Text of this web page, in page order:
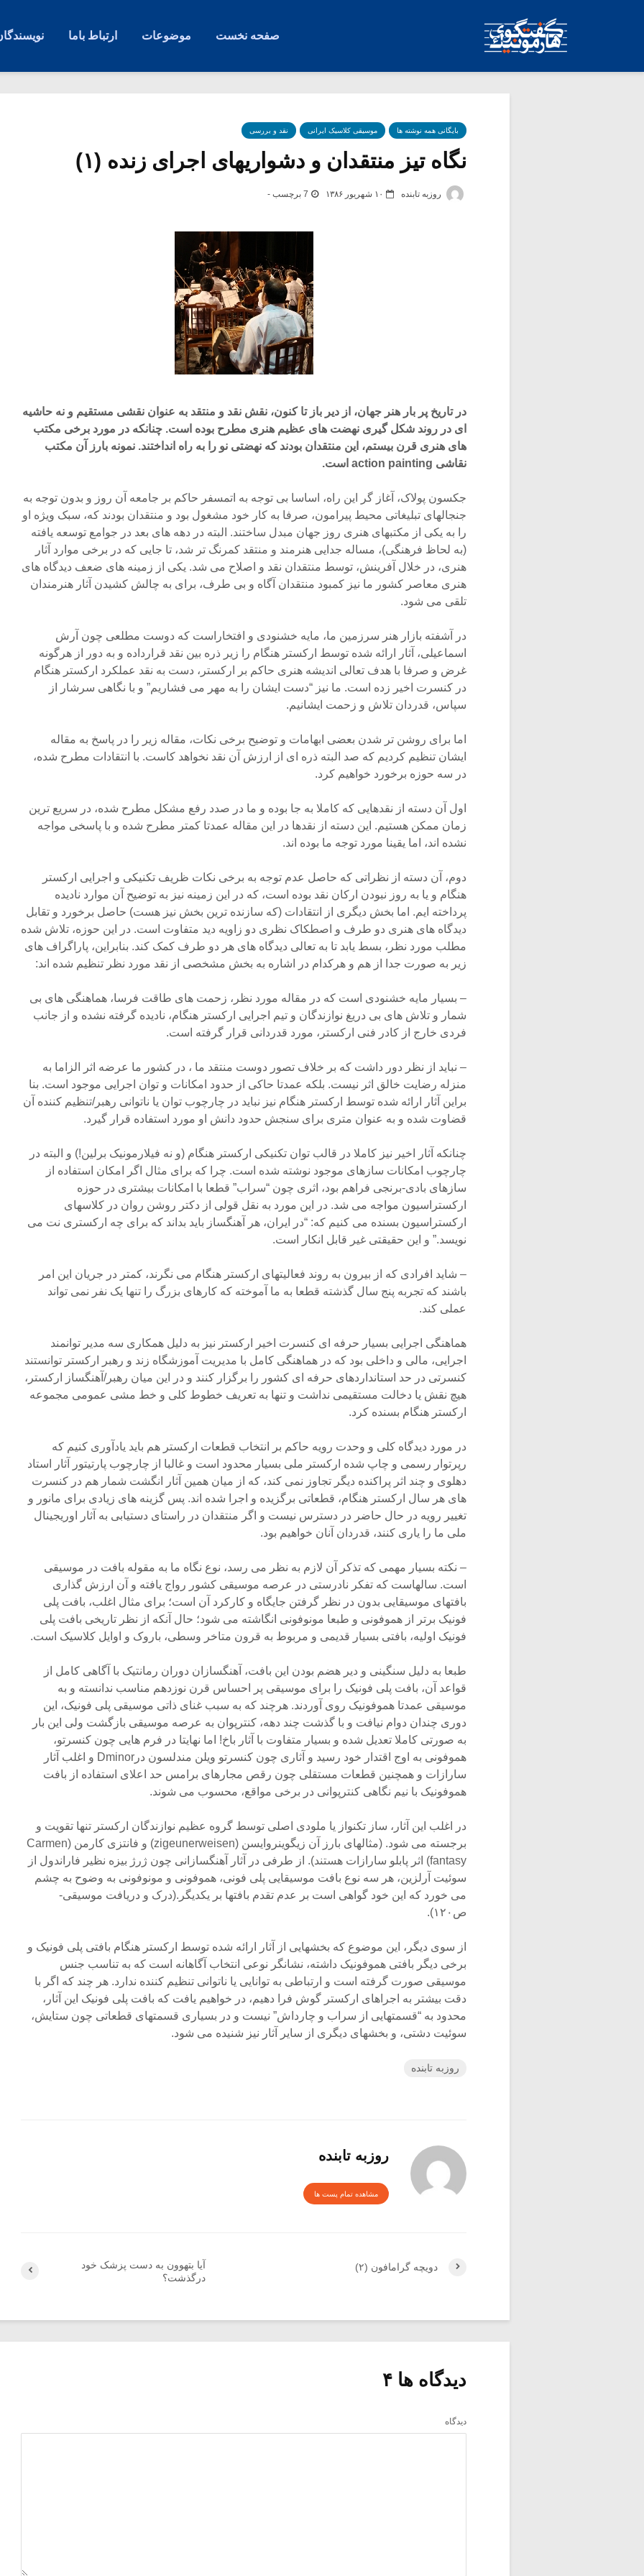
صفحه نخست موضوعات ارتباط باما
بایگانی همه نوشته ها موسیقی کلاسیک ایرانی نقد و بررسی
نگاه تیز منتقدان و دشواریهای اجرای زنده (۱)
روزبه تابنده ۱۰ شهریور ۱۳۸۶ 7 برچسب -
در تاریخ پر بار هنر جهان، از دیر باز تا کنون، نقش نقد و منتقد به عنوان نقشی مستقیم و نه حاشیه
ای در روند شکل گیری نهضت های عظیم هنری مطرح بوده است. چنانکه در مورد برخی مکتب
های هنری قرن بیستم، این منتقدان بودند که نهضتی نو را به راه انداختند. نمونه بارز آن مکتب
نقاشی action painting است.
جکسون پولاک، آغاز گر این راه، اساسا بی توجه به اتمسفر حاکم بر جامعه آن روز و بدون توجه به
جنجالهای تبلیغاتی محیط پیرامون، صرفا به کار خود مشغول بود و منتقدان بودند که، سبک ویژه او
را به یکی از مکتبهای هنری روز جهان مبدل ساختند. البته در دهه های بعد در جوامع توسعه یافته
(به لحاظ فرهنگی)، مساله جدایی هنرمند و منتقد کمرنگ تر شد، تا جایی که در برخی موارد آثار
هنری، در خلال آفرینش، توسط منتقدان نقد و اصلاح می شد. یکی از زمینه های ضعف دیدگاه های
هنری معاصر کشور ما نیز کمبود منتقدان آگاه و بی طرف، برای به چالش کشیدن آثار هنرمندان
تلقی می شود.
در آشفته بازار هنر سرزمین ما، مایه خشنودی و افتخاراست که دوست مطلعی چون آرش
اسماعیلی، آثار ارائه شده توسط ارکستر هنگام را زیر ذره بین نقد قرارداده و به دور از هرگونه
غرض و صرفا با هدف تعالی اندیشه هنری حاکم بر ارکستر، دست به نقد عملکرد ارکستر هنگام
در کنسرت اخیر زده است. ما نیز “دست ایشان را به مهر می فشاریم” و با نگاهی سرشار از
سپاس، قدردان تلاش و زحمت ایشانیم.
اما برای روشن تر شدن بعضی ابهامات و توضیح برخی نکات، مقاله زیر را در پاسخ به مقاله
ایشان تنظیم کردیم که صد البته ذره ای از ارزش آن نقد نخواهد کاست. با انتقادات مطرح شده،
در سه حوزه برخورد خواهیم کرد.
اول آن دسته از نقدهایی که کاملا به جا بوده و ما در صدد رفع مشکل مطرح شده، در سریع ترین
زمان ممکن هستیم. این دسته از نقدها در این مقاله عمدتا کمتر مطرح شده و با پاسخی مواجه
نشده اند، اما یقینا مورد توجه ما بوده اند.
دوم، آن دسته از نظراتی که حاصل عدم توجه به برخی نکات ظریف تکنیکی و اجرایی ارکستر
هنگام و یا به روز نبودن ارکان نقد بوده است، که در این زمینه نیز به توضیح آن موارد نادیده
پرداخته ایم. اما بخش دیگری از انتقادات (که سازنده ترین بخش نیز هست) حاصل برخورد و تقابل
دیدگاه های هنری دو طرف و اصطکاک نظری دو زاویه دید متفاوت است. در این حوزه، تلاش شده
مطلب مورد نظر، بسط یابد تا به تعالی دیدگاه های هر دو طرف کمک کند. بنابراین، پاراگراف های
زیر به صورت جدا از هم و هرکدام در اشاره به بخش مشخصی از نقد مورد نظر تنظیم شده اند:
– بسیار مایه خشنودی است که در مقاله مورد نظر، زحمت های طاقت فرسا، هماهنگی های بی
شمار و تلاش های بی دریغ نوازندگان و تیم اجرایی ارکستر هنگام، نادیده گرفته نشده و از جانب
فردی خارج از کادر فنی ارکستر، مورد قدردانی قرار گرفته است.
– نباید از نظر دور داشت که بر خلاف تصور دوست منتقد ما ، در کشور ما عرضه اثر الزاما به
منزله رضایت خالق اثر نیست. بلکه عمدتا حاکی از حدود امکانات و توان اجرایی موجود است. بنا
براین آثار ارائه شده توسط ارکستر هنگام نیز نباید در چارچوب توان یا ناتوانی رهبر/تنظیم کننده آن
قضاوت شده و به عنوان متری برای سنجش حدود دانش او مورد استفاده قرار گیرد.
چنانکه آثار اخیر نیز کاملا در قالب توان تکنیکی ارکستر هنگام (و نه فیلارمونیک برلین!) و البته در
چارچوب امکانات سازهای موجود نوشته شده است. چرا که برای مثال اگر امکان استفاده از
سازهای بادی-برنجی فراهم بود، اثری چون “سراب” قطعا با امکانات بیشتری در حوزه
ارکستراسیون مواجه می شد. در این مورد به نقل قولی از دکتر روشن روان در کلاسهای
ارکستراسیون بسنده می کنیم که: “در ایران، هر آهنگساز باید بداند که برای چه ارکستری نت می
نویسد.” و این حقیقتی غیر قابل انکار است.
– شاید افرادی که از بیرون به روند فعالیتهای ارکستر هنگام می نگرند، کمتر در جریان این امر
باشند که تجربه پنج سال گذشته قطعا به ما آموخته که کارهای بزرگ را تنها یک نفر نمی تواند
عملی کند.
هماهنگی اجرایی بسیار حرفه ای کنسرت اخیر ارکستر نیز به دلیل همکاری سه مدیر توانمند
اجرایی، مالی و داخلی بود که در هماهنگی کامل با مدیریت آموزشگاه زند و رهبر ارکستر توانستند
کنسرتی در حد استانداردهای حرفه ای کشور را برگزار کنند و در این میان رهبر/آهنگساز ارکستر،
هیچ نقش یا دخالت مستقیمی نداشت و تنها به تعریف خطوط کلی و خط مشی عمومی مجموعه
ارکستر هنگام بسنده کرد.
در مورد دیدگاه کلی و وحدت رویه حاکم بر انتخاب قطعات ارکستر هم باید یادآوری کنیم که
رپرتوار رسمی و چاپ شده ارکستر ملی بسیار محدود است و غالبا از چارچوب پارتیتور آثار استاد
دهلوی و چند اثر پراکنده دیگر تجاوز نمی کند، که از میان همین آثار انگشت شمار هم در کنسرت
های هر سال ارکستر هنگام، قطعاتی برگزیده و اجرا شده اند. پس گزینه های زیادی برای مانور و
تغییر رویه در حال حاضر در دسترس نیست و اگر منتقدان در راستای دستیابی به آثار اوریجینال
ملی ما را یاری کنند، قدردان آنان خواهیم بود.
– نکته بسیار مهمی که تذکر آن لازم به نظر می رسد، نوع نگاه ما به مقوله بافت در موسیقی
است. سالهاست که تفکر نادرستی در عرصه موسیقی کشور رواج یافته و آن ارزش گذاری
بافتهای موسیقایی بدون در نظر گرفتن جایگاه و کارکرد آن است؛ برای مثال اغلب، بافت پلی
فونیک برتر از هموفونی و طبعا مونوفونی انگاشته می شود؛ حال آنکه از نظر تاریخی بافت پلی
فونیک اولیه، بافتی بسیار قدیمی و مربوط به قرون متاخر وسطی، باروک و اوایل کلاسیک است.
طبعا به دلیل سنگینی و دیر هضم بودن این بافت، آهنگسازان دوران رمانتیک با آگاهی کامل از
قواعد آن، بافت پلی فونیک را برای موسیقی پر احساس قرن نوزدهم مناسب ندانسته و به
موسیقی عمدتا هموفونیک روی آوردند. هرچند که به سبب غنای ذاتی موسیقی پلی فونیک، این
دوری چندان دوام نیافت و با گذشت چند دهه، کنترپوان به عرصه موسیقی بازگشت ولی این بار
به صورتی کاملا تعدیل شده و بسیار متفاوت با آثار باخ! اما نهایتا در فرم هایی چون کنسرتو،
هموفونی به اوج اقتدار خود رسید و آثاری چون کنسرتو ویلن مندلسون درDminor و اغلب آثار
سارازات و همچنین قطعات مستقلی چون رقص مجارهای برامس حد اعلای استفاده از بافت
هموفونیک با نیم نگاهی کنترپوانی در برخی مواقع، محسوب می شوند.
در اغلب این آثار، ساز تکنواز یا ملودی اصلی توسط گروه عظیم نوازندگان ارکستر تنها تقویت و
برجسته می شود. (مثالهای بارز آن زیگوینروایسن (zigeunerweisen) و فانتزی کارمن (Carmen
fantasy) اثر پابلو سارازات هستند). از طرفی در آثار آهنگسازانی چون ژرژ بیزه نظیر فاراندول از
سوئیت آرلزین، هر سه نوع بافت موسیقایی پلی فونی، هموفونی و مونوفونی به وضوح به چشم
می خورد که این خود گواهی است بر عدم تقدم بافتها بر یکدیگر.(درک و دریافت موسیقی-
ص۱۲۰).
از سوی دیگر، این موضوع که بخشهایی از آثار ارائه شده توسط ارکستر هنگام بافتی پلی فونیک و
برخی دیگر بافتی هموفونیک داشته، نشانگر نوعی انتخاب آگاهانه است که به تناسب جنس
موسیقی صورت گرفته است و ارتباطی به توانایی یا ناتوانی تنظیم کننده ندارد. هر چند که اگر با
دقت بیشتر به اجراهای ارکستر گوش فرا دهیم، در خواهیم یافت که بافت پلی فونیک این آثار،
محدود به “قسمتهایی از سراب و چارداش” نیست و در بسیاری قسمتهای قطعاتی چون ستایش،
سوئیت دشتی، و بخشهای دیگری از سایر آثار نیز شنیده می شود.
روزبه تابنده
روزبه تابنده
مشاهده تمام پست ها
آیا بتهوون به دست پزشک خود
درگذشت؟
دویچه گرامافون (۲)
دیدگاه ها ۴
دیدگاه